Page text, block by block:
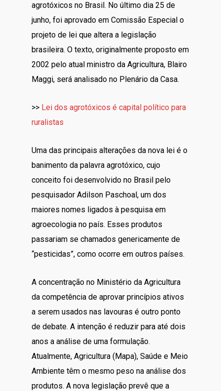
agrotóxicos no Brasil. No último dia 25 de
junho, foi aprovado em Comissão Especial o
projeto de lei que altera a legislação
brasileira. O texto, originalmente proposto em
2002 pelo atual ministro da Agricultura, Blairo
Maggi, será analisado no Plenário da Casa.
>> Lei dos agrotóxicos é capital político para
ruralistas
Uma das principais alterações da nova lei é o
banimento da palavra agrotóxico, cujo
conceito foi desenvolvido no Brasil pelo
pesquisador Adilson Paschoal, um dos
maiores nomes ligados à pesquisa em
agroecologia no país. Esses produtos
passariam se chamados genericamente de
“pesticidas”, como ocorre em outros países.
A concentração no Ministério da Agricultura
da competência de aprovar princípios ativos
a serem usados nas lavouras é outro ponto
de debate. A intenção é reduzir para até dois
anos a análise de uma formulação.
Atualmente, Agricultura (Mapa), Saúde e Meio
Ambiente têm o mesmo peso na análise dos
produtos. A nova legislação prevê que a